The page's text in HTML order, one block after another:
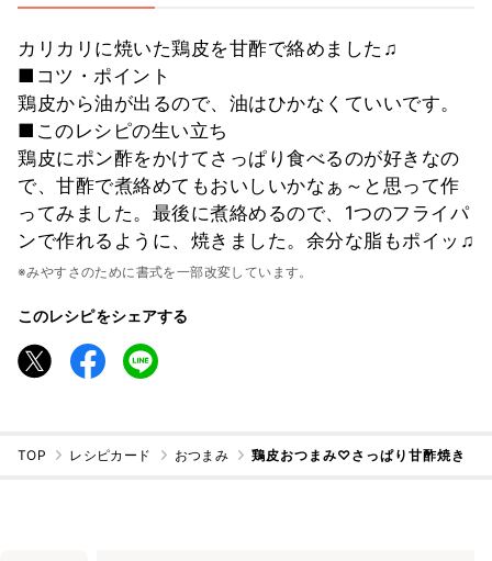
カリカリに焼いた鶏皮を甘酢で絡めました♫
■コツ・ポイント
鶏皮から油が出るので、油はひかなくていいです。
■このレシピの生い立ち
鶏皮にポン酢をかけてさっぱり食べるのが好きなの
で、甘酢で煮絡めてもおいしいかなぁ～と思って作
ってみました。最後に煮絡めるので、1つのフライパ
ンで作れるように、焼きました。余分な脂もポイッ♫
※みやすさのために書式を一部改変しています。
このレシピをシェアする
TOP レシピカード おつまみ 鶏皮おつまみ♡さっぱり甘酢焼き